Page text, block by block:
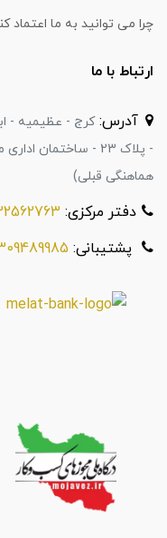
چرا می توانید به ما اعتماد
ارتباط با ما
آدرس:کرج - عظیمیه -
هماهنگی قبلی)
دفتر مرکزی:
پشتیبانی: